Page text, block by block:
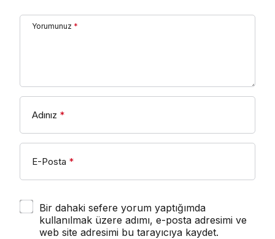
Yorumunuz *
Adınız *
E-Posta *
Bir dahaki sefere yorum yaptığımda
kullanılmak üzere adımı, e-posta adresimi ve
web site adresimi bu tarayıcıya kaydet.